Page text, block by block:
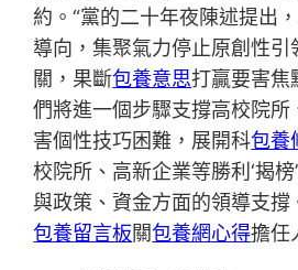
約。“黨的二十年夜陳述提出
導向，集聚氣力停止原創性引
關，果斷包養意思打贏要害焦
們將進一個步驟支撐高校院所
害個性技巧困難，展開科包養
校院所、高新企業等勝利‘揭
與政策、資金方面的領導支撐
包養留言板關包養網心得擔任